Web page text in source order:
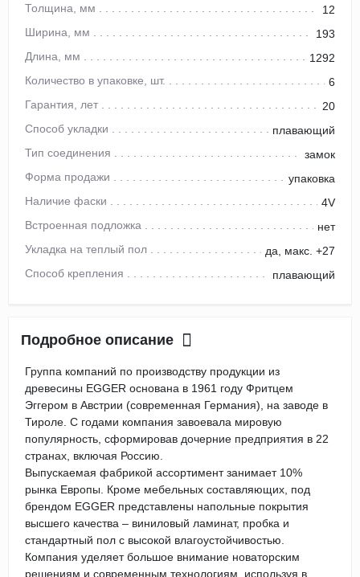
Толщина, мм
12
Ширина, мм
193
Длина, мм
1292
Количество в упаковке, шт.
6
Гарантия, лет
20
Способ укладки
плавающий
Тип соединения
замок
Форма продажи
упаковка
Наличие фаски
4V
Встроенная подложка
нет
Укладка на теплый пол
да, макс. +27
Способ крепления
плавающий
Подробное описание
Группа компаний по производству продукции из
древесины EGGER основана в 1961 году Фритцем
Эггером в Австрии (современная Германия), на заводе в
Тироле. С годами компания завоевала мировую
популярность, сформировав дочерние предприятия в 22
странах, включая Россию.
Выпускаемая фабрикой ассортимент занимает 10%
рынка Европы. Кроме мебельных составляющих, под
брендом EGGER представлены напольные покрытия
высшего качества – виниловый ламинат, пробка и
стандартный пол с высокой влагоустойчивостью.
Компания уделяет большое внимание новаторским
решениям и современным технологиям, используя в